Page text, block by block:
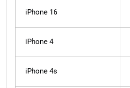
iPhone 16
iPhone 4
iPhone 4s